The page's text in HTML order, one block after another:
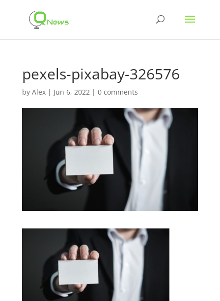
pexels-pixabay-326576
by Alex| Jun 6, 2022| 0 comments